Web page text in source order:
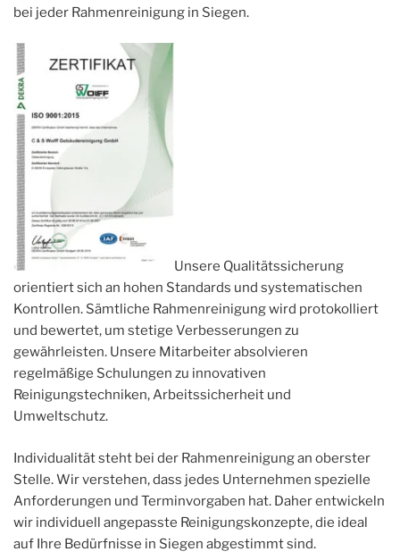
bei jeder Rahmenreinigung in Siegen.
Unsere Qualitätssicherung
orientiert sich an hohen Standards und systematischen
Kontrollen. Sämtliche Rahmenreinigung wird protokolliert
und bewertet, um stetige Verbesserungen zu
gewährleisten. Unsere Mitarbeiter absolvieren
regelmäßige Schulungen zu innovativen
Reinigungstechniken, Arbeitssicherheit und
Umweltschutz.
Individualität steht bei der Rahmenreinigung an oberster
Stelle. Wir verstehen, dass jedes Unternehmen spezielle
Anforderungen und Terminvorgaben hat. Daher entwickeln
wir individuell angepasste Reinigungskonzepte, die ideal
auf Ihre Bedürfnisse in Siegen abgestimmt sind.